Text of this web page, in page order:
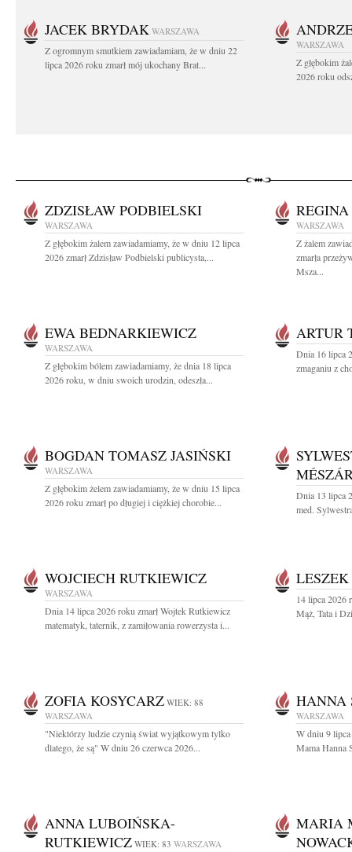
JACEK BRYDAK WARSZAWA
Z ogromnym smutkiem zawiadamiam, że w dniu 22
lipca 2026 roku zmarł mój ukochany Brat...
WARSZAWA
Z głębokim
2026 roku
ZDZISŁAW PODBIELSKI
WARSZAWA
Z głębokim żalem zawiadamiamy, że w dniu 12 lipca
2026 zmarł Zdzisław Podbielski publicysta,...
WARSZAWA
Z żalem
zmarła
Msza...
EWA BEDNARKIEWICZ
WARSZAWA
Z głębokim bólem zawiadamiamy, że dnia 18 lipca
2026 roku, w dniu swoich urodzin, odeszła...
ARTUR
Dnia 16 lipca
zmaganiu z
BOGDAN TOMASZ JASIŃSKI
WARSZAWA
Z głębokim żelem zawiadamiamy, że w dniu 15 lipca
2026 roku zmarł po długiej i ciężkiej chorobie...
Dnia 13 lipca
med.
WOJCIECH RUTKIEWICZ
WARSZAWA
Dnia 14 lipca 2026 roku zmarł Wojtek Rutkiewicz
matematyk, taternik, z zamiłowania rowerzysta i...
14 lipca 2026
Mąż, Tata i
ZOFIA KOSYCARZ WIEK: 88
WARSZAWA
"Niektórzy ludzie czynią świat wyjątkowym tylko
dlatego, że są" W dniu 26 czerwca 2026...
HANNA
WARSZAWA
W dniu 9 lipca
Mama Hanna
ANNA LUBOIŃSKA-
RUTKIEWICZ WIEK: 83 WARSZAWA
MARIA